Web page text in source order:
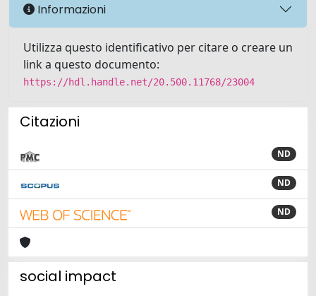
Informazioni
Utilizza questo identificativo per citare o creare un
link a questo documento:
https://hdl.handle.net/20.500.11768/23004
Citazioni
ND
ND
ND
social impact